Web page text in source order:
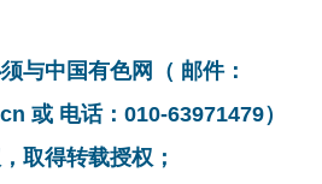
与中国有色网（ 邮件：
或 电话：010-63971479）
取得转载授权；